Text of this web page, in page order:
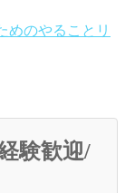
めのやることリ
験歓迎/